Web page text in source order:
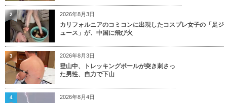
2026年8月3日
カリフォルニアのコミコンに出現したコスプレ女子の「足ジ
ュース」が、中国に飛び火
2
2026年8月3日
登山中、トレッキングポールが突き刺さっ
た男性、自力で下山
3
2026年8月4日
4